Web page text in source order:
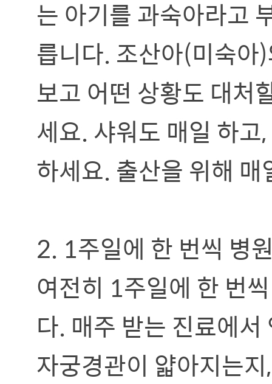
는 아기를 과숙아라고
릅니다. 조산아(미숙아
보고 어떤 상황도 대처
세요. 샤워도 매일 하
하세요. 출산을 위해
2. 1주일에 한 번씩 병
여전히 1주일에 한 번
다. 매주 받는 진료에
자궁경관이 얇아지는